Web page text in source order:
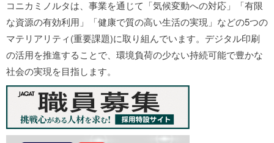
コニカミノルタは、事業を通じて「気候変動への対応」「有限
な資源の有効利用」「健康で質の高い生活の実現」などの5つの
マテリアリティ(重要課題)に取り組んでいます。デジタル印刷
の活用を推進することで、環境負荷の少ない持続可能で豊かな
社会の実現を目指します。